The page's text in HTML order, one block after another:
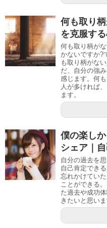
何も取り
を克服す
何も取り柄が
かないですか?
も取り柄がな
だ、自分の強
感じます。何
人が多ければ
ます。
僕の楽し
シェア｜
自分の過去を
自己肯定でき
忘れかけてい
ことができる
た過去や成功
きたいと思いま